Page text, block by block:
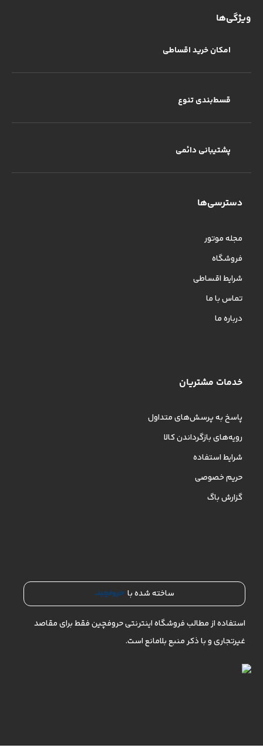
ویژگی‌ها
امکان خرید اقساطی
قسط‌بندی تنوع
پشتیبانی دائمی
دسترسی‌ها
مجله موتور
فروشگاه
شرایط اقساطی
تماس با ما
درباره ما
خدمات مشتریان
پاسخ به پرسش‌های متداول
رویه‌های بازگرداندن کالا
شرایط استفاده
حریم خصوصی
گزارش باگ
ساخته شده با
استفاده از مطالب فروشگاه اینترنتی حروفچین فقط برای مقاصد
غیرتجاری و با ذکر منبع بلامانع است.